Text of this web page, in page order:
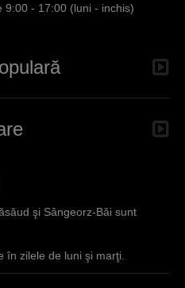
9:00 - 17:00 (luni - inchis)
şi Sângeorz-Băi sunt
în zilele de luni şi marţi.